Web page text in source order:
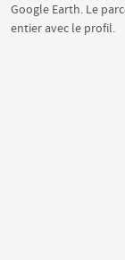
Google Earth. Le
entier avec le profil.